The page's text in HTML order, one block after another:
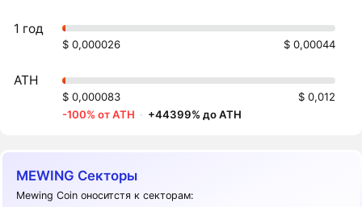
1 год
$ 0,000026 $ 0,00044
ATH
$ 0,000083
$ 0,012
-100% от ATH · +44399% до ATH
MEWING Секторы
Mewing Coin оноситстя к секторам: